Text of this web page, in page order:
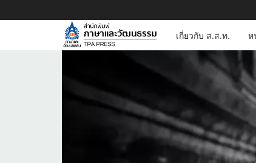
เกี่ยวกับ ส.ส.ท. ห